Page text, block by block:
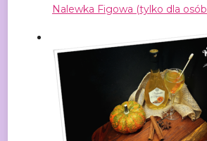
Nalewka Figowa (tylko dla